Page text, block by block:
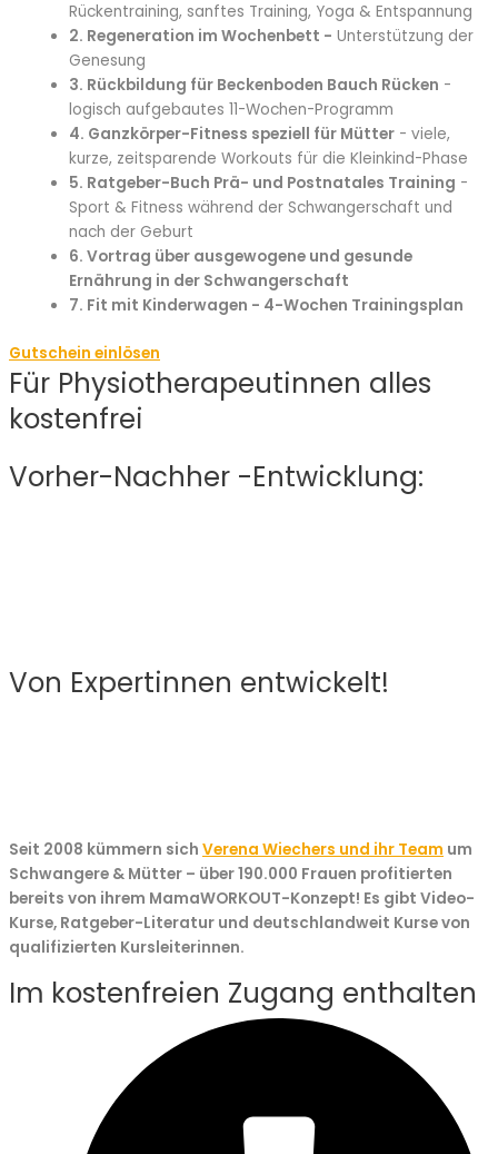
Rückentraining, sanftes Training, Yoga & Entspannung
2. Regeneration im Wochenbett - Unterstützung der
Genesung
3. Rückbildung für Beckenboden Bauch Rücken -
logisch aufgebautes 11-Wochen-Programm
4. Ganzkörper-Fitness speziell für Mütter- viele,
kurze, zeitsparende Workouts für die Kleinkind-Phase
5. Ratgeber-Buch Prä- und Postnatales Training -
Sport & Fitness während der Schwangerschaft und
nach der Geburt
6. Vortrag über ausgewogene und gesunde
Ernährung in der Schwangerschaft
7. Fit mit Kinderwagen - 4-Wochen Trainingsplan
Gutschein einlösen
Für Physiotherapeutinnen alles
kostenfrei
Vorher-Nachher -Entwicklung:
Von Expertinnen entwickelt!
Seit 2008 kümmern sich Verena Wiechers und ihr Team um
Schwangere & Mütter – über190.000 Frauen profitierten
bereits von ihrem MamaWORKOUT-Konzept! Es gibt Video-
Kurse, Ratgeber-Literatur und deutschlandweit Kurse von
qualifizierten Kursleiterinnen.
Im kostenfreien Zugang enthalten